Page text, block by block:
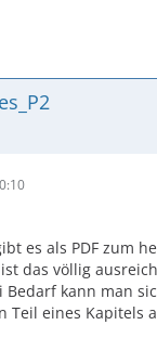
es als PDF zum
das völlig
Bedarf kann man
Teil eines Kapitels